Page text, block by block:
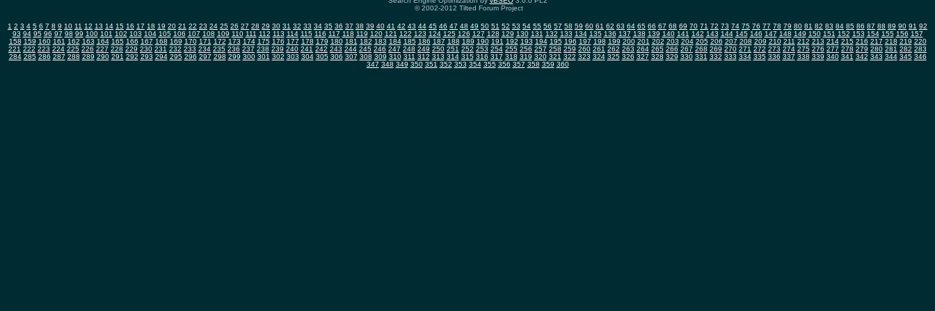
© 2002-2012 Tilted Forum Project
1 2 3 4 5 6 7 8 9 10 11 12 13 14 15 16 17 18 19 20 21 22 23 24 25 26 27 28 29 30 31 32 33 34 35 36 37 38 39 40 41 42 43 44 45 46 47 48 49 50 51 52 53 54 55 56 57 58 59 60 61 62 63 64 65 66 67 68 69 70 71 72 73 74 75 76 77 78 79 80 81 82 83 84 85 86 87 88 89 90 91 92
93 94 95 96 97 98 99 100 101 102 103 104 105 106 107 108 109 110 111 112 113 114 115 116 117 118 119 120 121 122 123 124 125 126 127 128 129 130 131 132 133 134 135 136 137 138 139 140 141 142 143 144 145 146 147 148 149 150 151 152 153 154 155 156 157
158 159 160 161 162 163 164 165 166 167 168 169 170 171 172 173 174 175 176 177 178 179 180 181 182 183 184 185 186 187 188 189 190 191 192 193 194 195 196 197 198 199 200 201 202 203 204 205 206 207 208 209 210 211 212 213 214 215 216 217 218 219 220
221 222 223 224 225 226 227 228 229 230 231 232 233 234 235 236 237 238 239 240 241 242 243 244 245 246 247 248 249 250 251 252 253 254 255 256 257 258 259 260 261 262 263 264 265 266 267 268 269 270 271 272 273 274 275 276 277 278 279 280 281 282 283
284 285 286 287 288 289 290 291 292 293 294 295 296 297 298 299 300 301 302 303 304 305 306 307 308 309 310 311 312 313 314 315 316 317 318 319 320 321 322 323 324 325 326 327 328 329 330 331 332 333 334 335 336 337 338 339 340 341 342 343 344 345 346
347 348 349 350 351 352 353 354 355 356 357 358 359 360